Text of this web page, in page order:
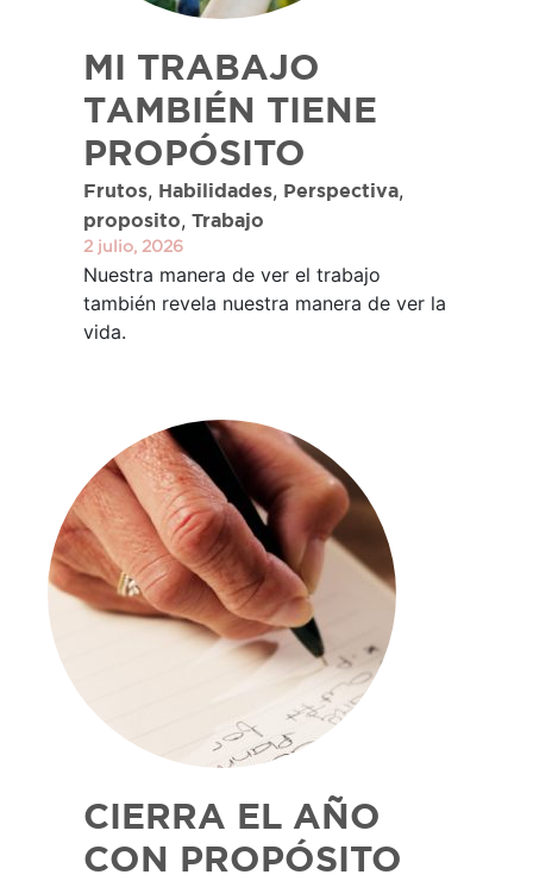
MI TRABAJO
TAMBIÉN TIENE
PROPÓSITO
Frutos, Habilidades, Perspectiva,
proposito, Trabajo
2 julio, 2026
Nuestra manera de ver el trabajo
también revela nuestra manera de ver la
vida.
CIERRA EL AÑO
CON PROPÓSITO